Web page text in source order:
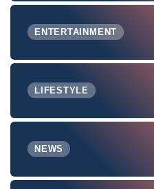
ENTERTAINMENT
LIFESTYLE
NEWS